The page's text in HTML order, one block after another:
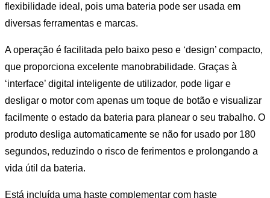
flexibilidade ideal, pois uma bateria pode ser usada em
diversas ferramentas e marcas.
A operação é facilitada pelo baixo peso e ‘design’ compacto,
que proporciona excelente manobrabilidade. Graças à
‘interface’ digital inteligente de utilizador, pode ligar e
desligar o motor com apenas um toque de botão e visualizar
facilmente o estado da bateria para planear o seu trabalho. O
produto desliga automaticamente se não for usado por 180
segundos, reduzindo o risco de ferimentos e prolongando a
vida útil da bateria.
Está incluída uma haste complementar com haste